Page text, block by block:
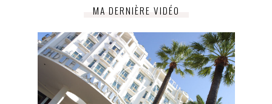
MA DERNIÈRE VIDÉO